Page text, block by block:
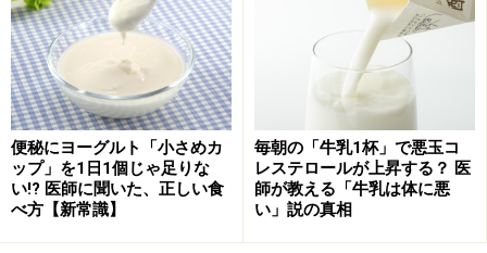
特に初めて食べるお子さんや、すでに他の食物アレルギ
ーを持っているお子さんの場合は、微量であっても重篤
な反応が出る可能性があります。安易におやつとして提
供するのは避けたほうがよいでしょう。
もしまだ小さなお子さんのお友達を自宅に招く際は、以
下の点に十分に留意してください。
便秘にヨーグルト「小さめカ
ップ」を1日1個じゃ足りな
い!? 医師に聞いた、正しい食
べ方【新常識】
毎朝の「牛乳1杯」で悪玉コ
レステロールが上昇する？ 医
師が教える「牛乳は体に悪
い」説の真相